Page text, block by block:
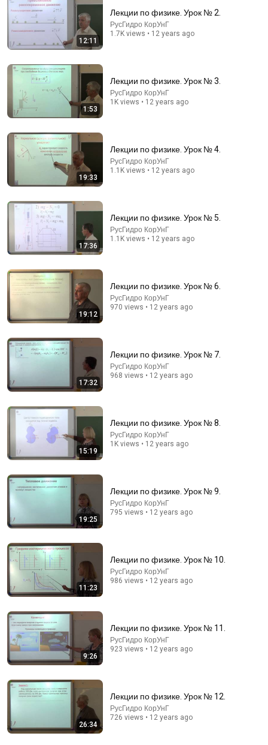
Лекции по Физике .Урок № 15. Раздел –
Электричество.
РусГидро КорУнГ 6.1K views
How to See Hyperspace (4th Dimension)
Уже Наступило
Auto-dubbed
2.7M views
РусГидро КорУнГ
Лекции по физике. Урок № 1.
12:11
Лекции по физике. Урок № 2.
РусГидро КорУнГ
1.7K views • 12 years ago
1:53
Лекции по физике. Урок № 3.
РусГидро КорУнГ
1K views • 12 years ago
19:33
Лекции по физике. Урок № 4.
РусГидро КорУнГ
1.1K views • 12 years ago
17:36
Лекции по физике. Урок № 5.
РусГидро КорУнГ
1.1K views • 12 years ago
19:12
Лекции по физике. Урок № 6.
РусГидро КорУнГ
970 views • 12 years ago
17:32
Лекции по физике. Урок № 7.
РусГидро КорУнГ
968 views • 12 years ago
15:19
Лекции по физике. Урок № 8.
РусГидро КорУнГ
1K views • 12 years ago
19:25
Лекции по физике. Урок № 9.
РусГидро КорУнГ
795 views • 12 years ago
11:23
Лекции по физике. Урок № 10.
РусГидро КорУнГ
986 views • 12 years ago
9:26
Лекции по физике. Урок № 11.
РусГидро КорУнГ
923 views • 12 years ago
26:34
Лекции по физике. Урок № 12.
РусГидро КорУнГ
726 views • 12 years ago